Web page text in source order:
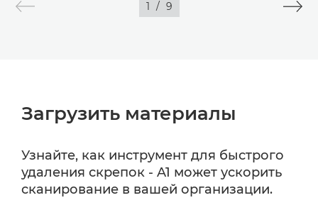
1 / 9
Загрузить материалы
Узнайте, как инструмент для быстрого
удаления скрепок - A1 может ускорить
сканирование в вашей организации.